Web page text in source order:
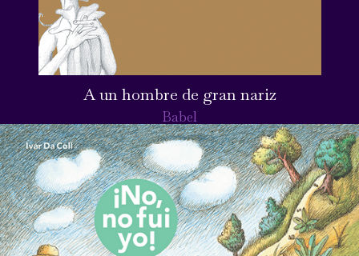
A un hombre de gran nariz
Babel